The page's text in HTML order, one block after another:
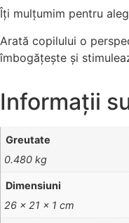
Îţi mulţumim pentru
Arată copilului o
îmbogățește și
Informații
Greutate
0.480 kg
Dimensiuni
26 × 21 × 1 cm